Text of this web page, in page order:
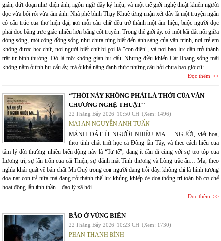
giản, đứt đoạn như điện ảnh, ngôn ngữ đầy ký hiệu, và một thế giới nghệ thuật khiến người
đọc vừa bối rối vừa ám ảnh. Nhà phê bình Thụy Khuê từng nhận xét đây là một truyện ngắn
có cấu trúc của thơ hiện đại, nơi mỗi câu chữ đều trở thành một ám hiệu, buộc người đọc
phải đọc bằng trực giác nhiều hơn bằng cốt truyện. Trong thế giới ấy, có một bãi đất nổi giữa
dòng sông, một cộng đồng sống như chưa từng biết đến ánh sáng của văn minh, nơi trẻ em
không được học chữ, nơi người biết chữ bị gọi là "con điên", và nơi bạo lực dần trở thành
trật tự bình thường. Đó là một không gian hư cấu. Nhưng điều khiến Cát Hoang sống mãi
không nằm ở tính hư cấu ấy, mà ở khả năng đánh thức những câu hỏi chưa bao giờ cũ:
Đọc thêm
“THỜI NÀY KHÔNG PHẢI LÀ THỜI CỦA VĂN
CHƯƠNG NGHỆ THUẬT”
22 Tháng Bảy 2026 10:50 CH (Xem: 1496)
MAI AN NGUYỄN ANH TUẤN
MẢNH ĐẤT ÍT NGƯỜI NHIỀU MA… NGƯỜI, viết hoa,
theo tính chất triết học cả Đông lẫn Tây, và theo cách hiểu của
tâm lý đời thường nhiều biến động này là “Tử tế”, đang ít dần đi cùng với sự teo tóp của
Lương tri, sự lẩn trốn của cái Thiện, sự đánh mất Tình thương và Lòng trắc ẩn… Ma, theo
nghĩa khái quát về bản chất Ma Quỷ trong con người đang trỗi dậy, không chỉ là hình tượng
dọa nạt con trẻ nữa mà đang trở thành thế lực khủng khiếp đe dọa thống trị toàn bộ cơ chế
hoạt động lẫn tinh thần – đạo lý xã hội…
Đọc thêm
BÃO Ở VÙNG BIÊN
22 Tháng Bảy 2026 10:23 CH (Xem: 1730)
PHAN THANH BÌNH